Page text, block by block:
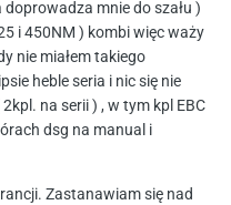
mnie do szału )
i 450NM ) kombi więc waży
nie miałem takiego
heble seria i nic się nie
na serii ) , w tym kpl EBC
dsg na manual i
Zastanawiam się nad